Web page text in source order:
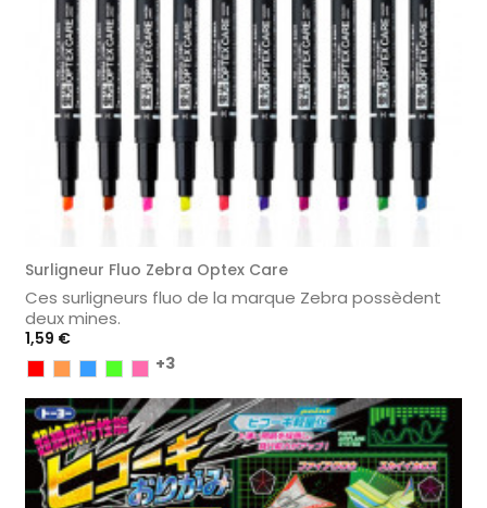
Surligneur Fluo Zebra Optex Care
Ces surligneurs fluo de la marque Zebra possèdent
deux mines.
Prix
1,59 €
Rose+3